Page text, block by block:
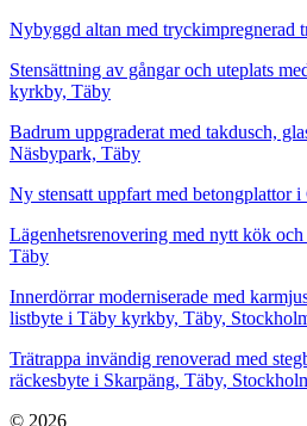
Nybyggd altan med tryckimpregnerad
Stensättning av gångar och uteplats
kyrkby, Täby
Badrum uppgraderat med takdusch,
Näsbypark, Täby
Ny stensatt uppfart med betongplattor
Lägenhetsrenovering med nytt kök
Täby
Innerdörrar moderniserade med
listbyte i Täby kyrkby, Täby,
Trätrappa invändig renoverad med
räckesbyte i Skarpäng, Täby,
© 2026